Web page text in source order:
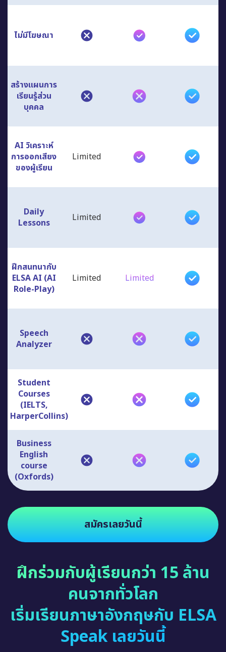
ไม่มีโฆษณา
สร้างแผนการ
เรียนรู้ส่วน
บุคคล
AI วิเคราะห์
การออกเสียง
ของผู้เรียน
Limited
Daily
Lessons
Limited
ฝึกสนทนากับ
ELSA AI (AI
Role-Play)
Limited Limited
Speech
Analyzer
Student
Courses
(IELTS,
HarperCollins)
Business
English
course
(Oxfords)
สมัครเลยวันนี้
ฝึกร่วมกับผู้เรียนกว่า 15 ล้าน
คนจากทั่วโลก
เริ่มเรียนภาษาอังกฤษกับ ELSA
Speak เลยวันนี้